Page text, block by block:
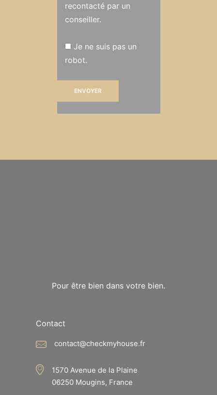
recontacté par un
conseiller.
Je ne suis pas un
robot.
Pour être bien dans votre bien.
Contact
contact@checkmyhouse.fr
1570 Avenue de la Plaine
06250 Mougins, France